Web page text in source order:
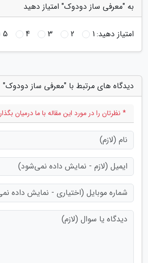
به "معرفی ساز دودوک" امتیاز دهید
امتیاز دهید:1
2
3
4
5
دیدگاه های مرتبط با "معرفی ساز دودوک"
* نظرتان را در مورد این مقاله با ما درمیان